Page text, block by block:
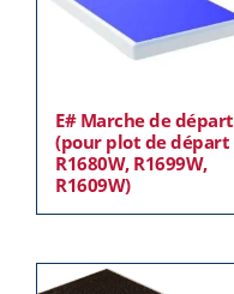
E# Marche de départ
(pour plot de départ
R1680W, R1699W,
R1609W)